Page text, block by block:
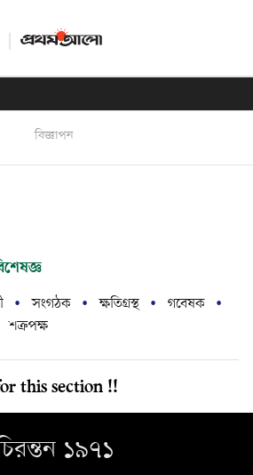
বিজ্ঞাপন
সংগঠক ক্ষতিগ্রস্থ
গবেষক
শত্রুপক্ষ
this section !!
১৯৭১